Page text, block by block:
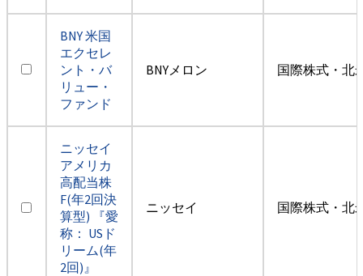
BNY 米国
エクセレ
ント・バ
リュー・
ファンド
BNYメロン 国際株式・北
ニッセイ
アメリカ
高配当株
F(年2回決
算型) 『愛
称： USド
リーム(年
2回)』
ニッセイ 国際株式・北